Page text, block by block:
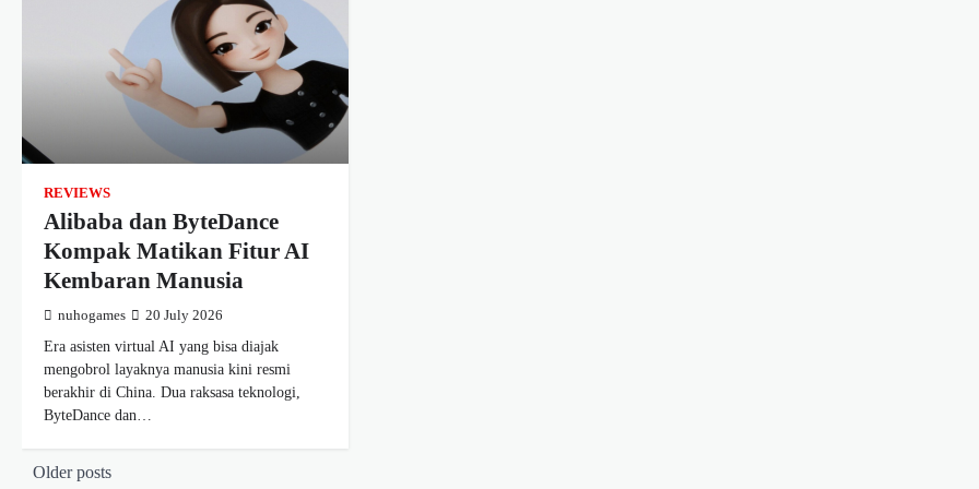
REVIEWS
Alibaba dan ByteDance
Kompak Matikan Fitur AI
Kembaran Manusia
nuhogames 20 July 2026
Era asisten virtual AI yang bisa diajak
mengobrol layaknya manusia kini resmi
berakhir di China. Dua raksasa teknologi,
ByteDance dan…
Posts
Older posts